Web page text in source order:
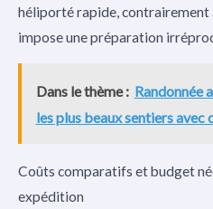
héliporté rapide, contrairement
impose une préparation
Dans le thème : Randonnée
les plus beaux sentiers avec
Coûts comparatifs et budget
expédition